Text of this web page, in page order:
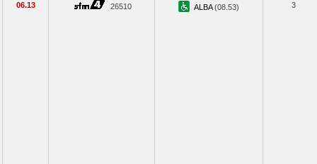
06.13 26510 ALBA(08.53) 3